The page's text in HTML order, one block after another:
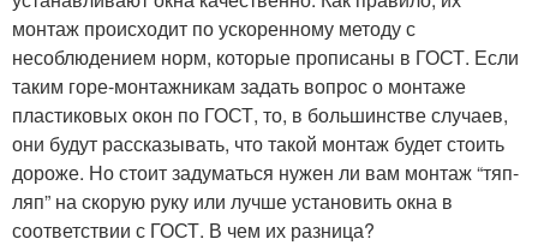
монтаж происходит по ускоренному методу с
несоблюдением норм, которые прописаны в ГОСТ. Если
таким горе-монтажникам задать вопрос о монтаже
пластиковых окон по ГОСТ, то, в большинстве случаев,
они будут рассказывать, что такой монтаж будет стоить
дороже. Но стоит задуматься нужен ли вам монтаж “тяп-
ляп” на скорую руку или лучше установить окна в
соответствии с ГОСТ. В чем их разница?